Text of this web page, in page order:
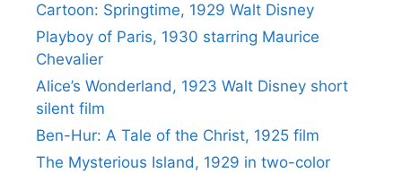
Cartoon: Springtime, 1929 Walt Disney
Playboy of Paris, 1930 starring Maurice
Chevalier
Alice’s Wonderland, 1923 Walt Disney short
silent film
Ben-Hur: A Tale of the Christ, 1925 film
The Mysterious Island, 1929 in two-color